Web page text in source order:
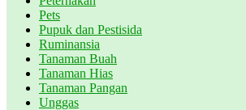
Pets
Pupuk dan Pestisida
Ruminansia
Tanaman Buah
Tanaman Hias
Tanaman Pangan
Unggas